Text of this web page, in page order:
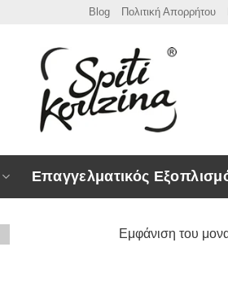
Blog Πολιτική Απορρήτου
Επαγγελματικός
Εμφάνιση του